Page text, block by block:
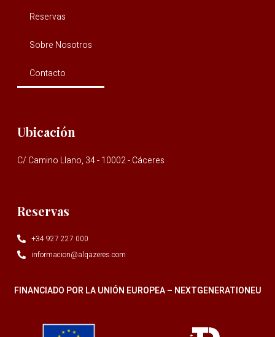
Reservas
Sobre Nosotros
Contacto
Ubicación
C/ Camino Llano, 34 - 10002 - Cáceres
Reservas
+34 927 227 000
informacion@alqazeres.com
FINANCIADO POR LA UNIÓN EUROPEA – NEXTGENERATIONEU